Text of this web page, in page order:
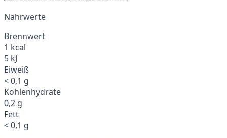
Nährwerte
Brennwert
1 kcal
5 kJ
Eiweiß
< 0,1 g
Kohlenhydrate
0,2 g
Fett
< 0,1 g